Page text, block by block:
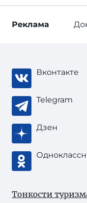
Реклама
Вконтакте
Telegram
Дзен
Тонкости